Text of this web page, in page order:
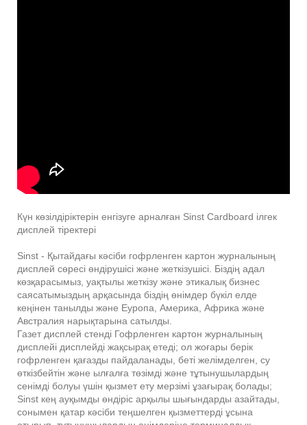
Күн көзілдіріктерін енгізуге арналған Sinst Cardboard ілгек
дисплей тіректері
Sinst - Қытайдағы кәсіби гофрленген картон журналының
дисплей сөресі өндірушісі және жеткізушісі. Біздің адал
көзқарасымыз, уақтылы жеткізу және этикалық бизнес
саясатымыздың арқасында біздің өнімдер бүкіл елде
кеңінен танылды және Еуропа, Америка, Африка және
Австралия нарықтарына сатылды.
Газет дисплей стенді Гофрленген картон журналының
дисплейі дисплейді жақсырақ етеді; ол жоғары берік
гофрленген қағазды пайдаланады, беті желімделген, су
өткізбейтін және ылғалға төзімді және тұтынушылардың
сенімді болуы үшін қызмет ету мерзімі ұзағырақ болады;
Sinst кең ауқымды өндіріс арқылы шығындарды азайтады,
сонымен қатар кәсіби теңшелген қызметтерді ұсына